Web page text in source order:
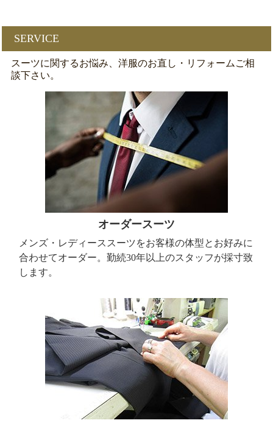
SERVICE
スーツに関するお悩み、洋服のお直し・リフォームご相
談下さい。
オーダースーツ
メンズ・レディーススーツをお客様の体型とお好みに
合わせてオーダー。勤続30年以上のスタッフが採寸致
します。